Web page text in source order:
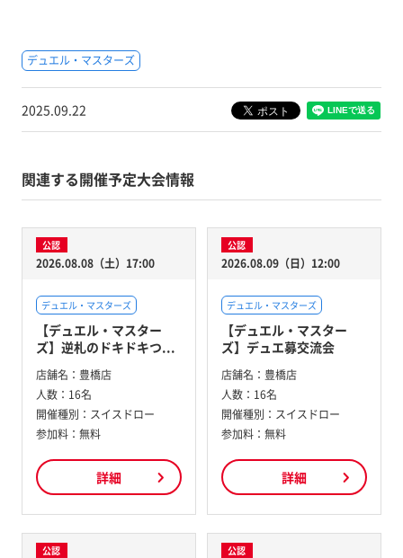
デュエル・マスターズ
2025.09.22
関連する開催予定大会情報
公認
2026.08.08（土）17:00
デュエル・マスターズ
【デュエル・マスター
ズ】逆札のドキドキつ...
店舗名： 豊橋店
人数： 16名
開催種別： スイスドロー
参加料： 無料
詳細
公認
2026.08.09（日）12:00
デュエル・マスターズ
【デュエル・マスター
ズ】デュエ募交流会
店舗名： 豊橋店
人数： 16名
開催種別： スイスドロー
参加料： 無料
詳細
公認 公認